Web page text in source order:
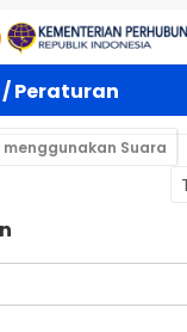
/ Peraturan
menggunakan Suara